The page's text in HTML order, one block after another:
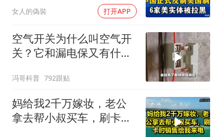
女人的偽裝 打开APP
空气开关为什么叫空气开
关？它和漏电保又有什么
冯哥科普 792跟贴
妈给我2千万嫁妆，老公
拿去帮小叔买车，刷卡时